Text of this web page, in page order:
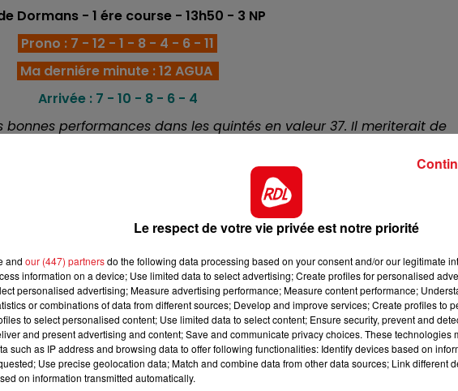
10h00 - 12h00
RDL WEEKEND
Dormans - 1 ére course - 13h50 - 3 NP
Prono : 7 - 12 - 1 - 8 - 4 - 6 - 11
Ma derniére minute :12 AGUA
Arrivée : 7 - 10 - 8 - 6 - 4
bonnes performances dans les quintés en valeur 37. Il meriterait de
un évènement, ça peut etre pour aujourd'hui.
l'arrivée dans les 3 premiers. Véritable ménotrome, c'est une base
en début d'année dans les quintés, il a reussi dans les autres
se placer. Malgré son poids, c'est une priorité.
hivernal cagnois en s'imposant par deux fois. Sa valeur a été
reste sur une bonne perf le 01/05. Vers une confirmation.
de catégorie, il a eu un passage à vide fin d'année dernière, avant
le 13/04. Il est capable de répèter cette sortie.
en deux tentatives dans les tiérces, dont une sur cette piste. Il
courses, mais la statistique peut faire la différence.
Le respect de votre vie privée est notre priorité
and our (447) partnersdo the following data processing based on your consent and/or our legitimate
information on a device; Use limited data to select advertising; Create profiles for personalised
personalised advertising; Measure advertising performance; Measure content performance;
or combinations of data from different sources; Develop and improve services; Create profiles to
to select personalised content; Use limited data to select content; Ensure security, prevent and
and present advertising and content; Save and communicate privacy choices. These technologies
such as IP address and browsing data to offer following functionalities: Identify devices based on
Use precise geolocation data; Match and combine data from other data sources; Link different
on information transmitted automatically.